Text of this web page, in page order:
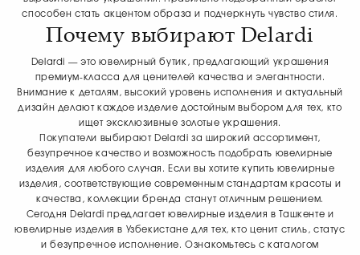
способен стать акцентом образа и подчеркнуть чувство стиля.
Почему выбирают Delardi
Delardi — это ювелирный бутик, предлагающий украшения
премиум-класса для ценителей качества и элегантности.
Внимание к деталям, высокий уровень исполнения и актуальный
дизайн делают каждое изделие достойным выбором для тех, кто
ищет эксклюзивные золотые украшения.
Покупатели выбирают Delardi за широкий ассортимент,
безупречное качество и возможность подобрать ювелирные
изделия для любого случая. Если вы хотите купить ювелирные
изделия, соответствующие современным стандартам красоты и
качества, коллекции бренда станут отличным решением.
Сегодня Delardi предлагает ювелирные изделия в Ташкенте и
ювелирные изделия в Узбекистане для тех, кто ценит стиль, статус
и безупречное исполнение. Ознакомьтесь с каталогом